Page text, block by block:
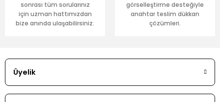
sonrası tüm sorularınız
için uzman hattımızdan
bize anında ulaşabilirsiniz.
görselleştirme desteğiyle
anahtar teslim dükkan
çözümleri.
Üyelik